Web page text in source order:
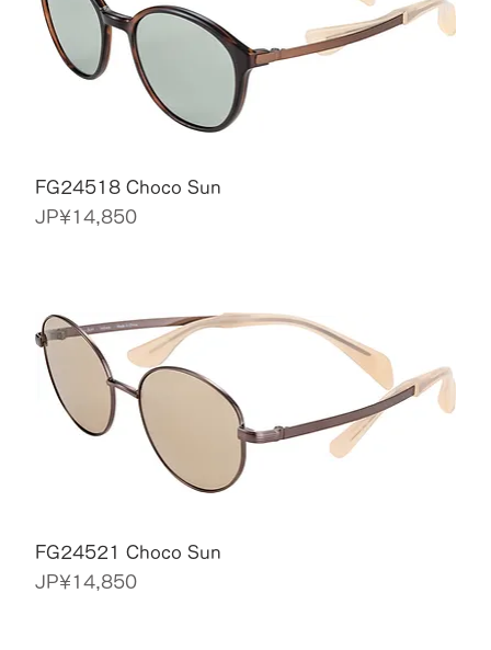
FG24518 Choco Sun
價格
JP¥14,850
FG24521 Choco Sun
價格
JP¥14,850